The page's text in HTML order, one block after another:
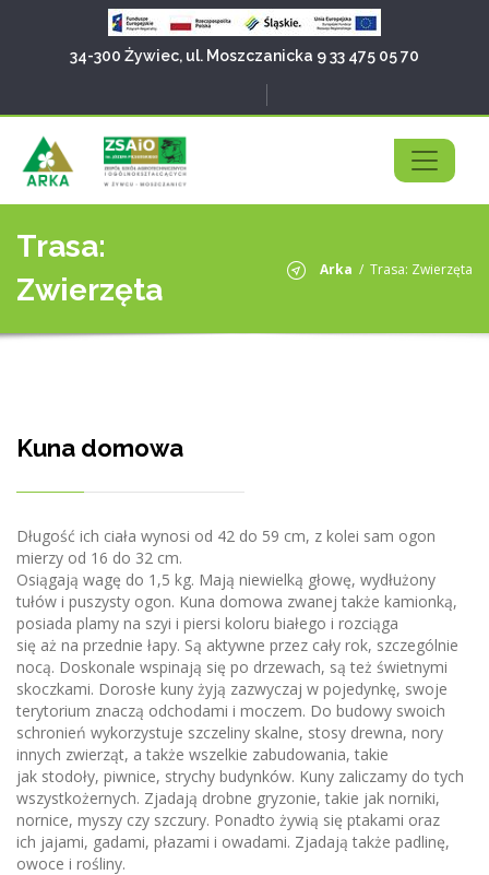
34-300 Żywiec, ul. Moszczanicka 933 475 05 70
Trasa:
Zwierzęta
Arka / Trasa: Zwierzęta
Kuna domowa
Długość ich ciała wynosi od 42 do 59 cm, z kolei sam ogon
mierzy od 16 do 32 cm.
Osiągają wagę do 1,5 kg. Mają niewielką głowę, wydłużony
tułów i puszysty ogon. Kuna domowa zwanej także kamionką,
posiada plamy na szyi i piersi koloru białego i rozciąga
się aż na przednie łapy. Są aktywne przez cały rok, szczególnie
nocą. Doskonale wspinają się po drzewach, są też świetnymi
skoczkami. Dorosłe kuny żyją zazwyczaj w pojedynkę, swoje
terytorium znaczą odchodami i moczem. Do budowy swoich
schronień wykorzystuje szczeliny skalne, stosy drewna, nory
innych zwierząt, a także wszelkie zabudowania, takie
jak stodoły, piwnice, strychy budynków. Kuny zaliczamy do tych
wszystkożernych. Zjadają drobne gryzonie, takie jak norniki,
nornice, myszy czy szczury. Ponadto żywią się ptakami oraz
ich jajami, gadami, płazami i owadami. Zjadają także padlinę,
owoce i rośliny.